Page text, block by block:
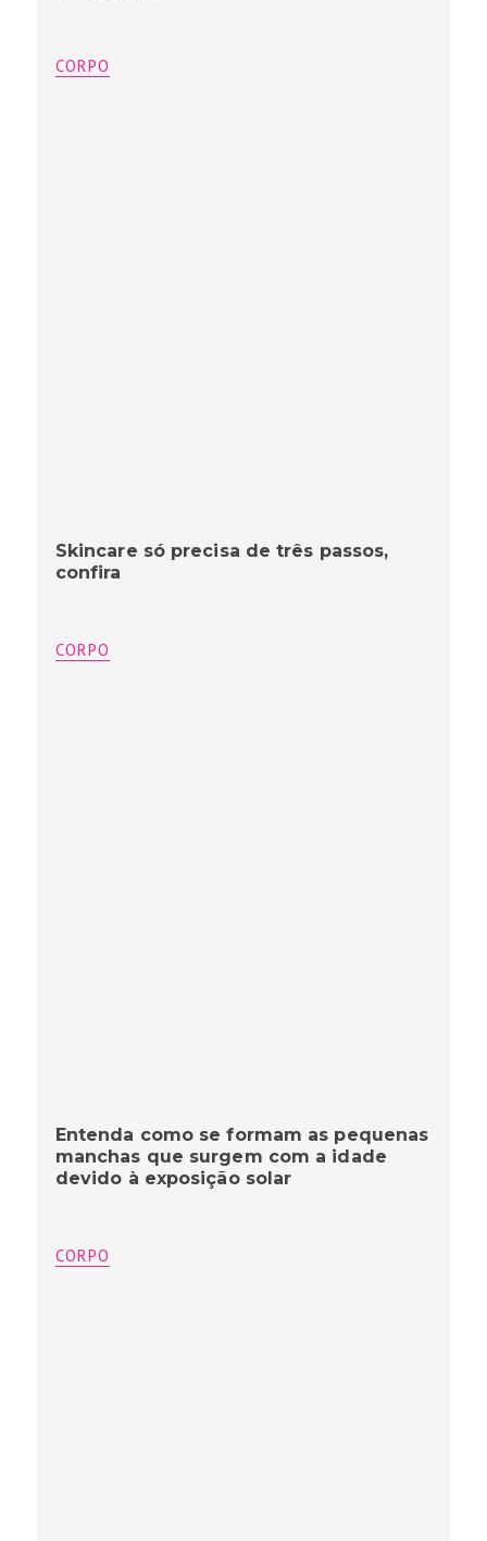
CORPO
Skincare só precisa de três passos,
confira
CORPO
Entenda como se formam as pequenas
manchas que surgem com a idade
devido à exposição solar
CORPO